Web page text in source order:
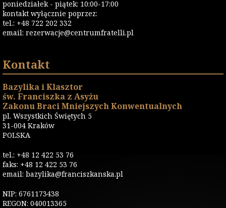
poniedziałek - piątek: 10:00-17:00
kontakt wyłącznie poprzez:
tel.: +48 722 202 332
email: rezerwacje@centrumfratelli.pl
Kontakt
Bazylika i Klasztor
św. Franciszka z Asyżu
Zakonu Braci Mniejszych Konwentualnych
pl. Wszystkich Świętych 5
31-004 Kraków
POLSKA
tel.: +48 12 422 53 76
faks: +48 12 422 53 76
email: bazylika@franciszkanska.pl
NIP: 6761173438
REGON: 040013365